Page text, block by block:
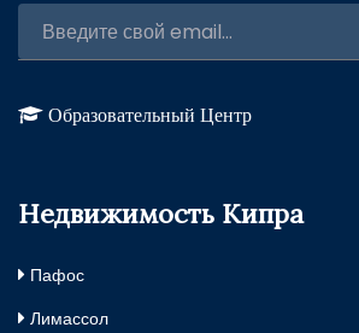
Образовательный Центр
Недвижимость Кипра
Пафос
Лимассол